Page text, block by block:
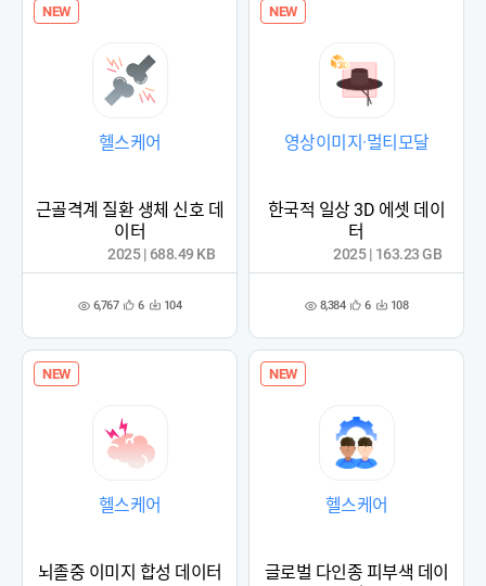
NEW
헬스케어
근골격계 질환 생체 신호 데
이터
조 6,767 관
록
6 다 104
2025 | 688.49 KB
NEW
영상이미지·멀티모달
한국적 일상 3D 에셋 데이
터
조 8,384 관
록
6 다 108
2025 | 163.23 GB
NEW
헬스케어
뇌졸중 이미지 합성 데이터
NEW
헬스케어
글로벌 다인종 피부색 데이